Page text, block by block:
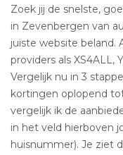
Zoek jij de snelste,
in Zevenbergen van
juiste website beland.
providers als XS4ALL,
Vergelijk nu in 3
kortingen oplopend
vergelijk ik de
in het veld hierboven
huisnummer). Je ziet